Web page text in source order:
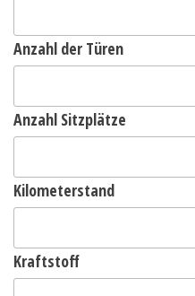
Anzahl der Türen
Anzahl Sitzplätze
Kilometerstand
Kraftstoff